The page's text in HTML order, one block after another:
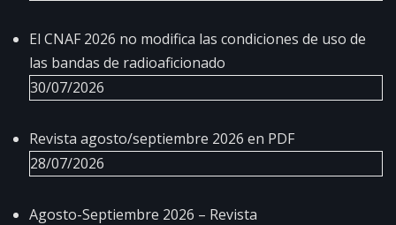
El CNAF 2026 no modifica las condiciones de uso de
las bandas de radioaficionado
30/07/2026
Revista agosto/septiembre 2026 en PDF
28/07/2026
Agosto-Septiembre 2026 – Revista